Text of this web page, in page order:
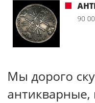
90
Мы дорого